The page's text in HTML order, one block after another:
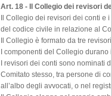
Art. 18 - Il Collegio dei revisori
Il Collegio dei revisori dei conti
del codice civile in relazione al
Il Collegio è formato da tre
I componenti del Collegio
I revisori dei conti sono nominati
Comitato stesso, tra persone di
all’albo degli avvocati, o nel